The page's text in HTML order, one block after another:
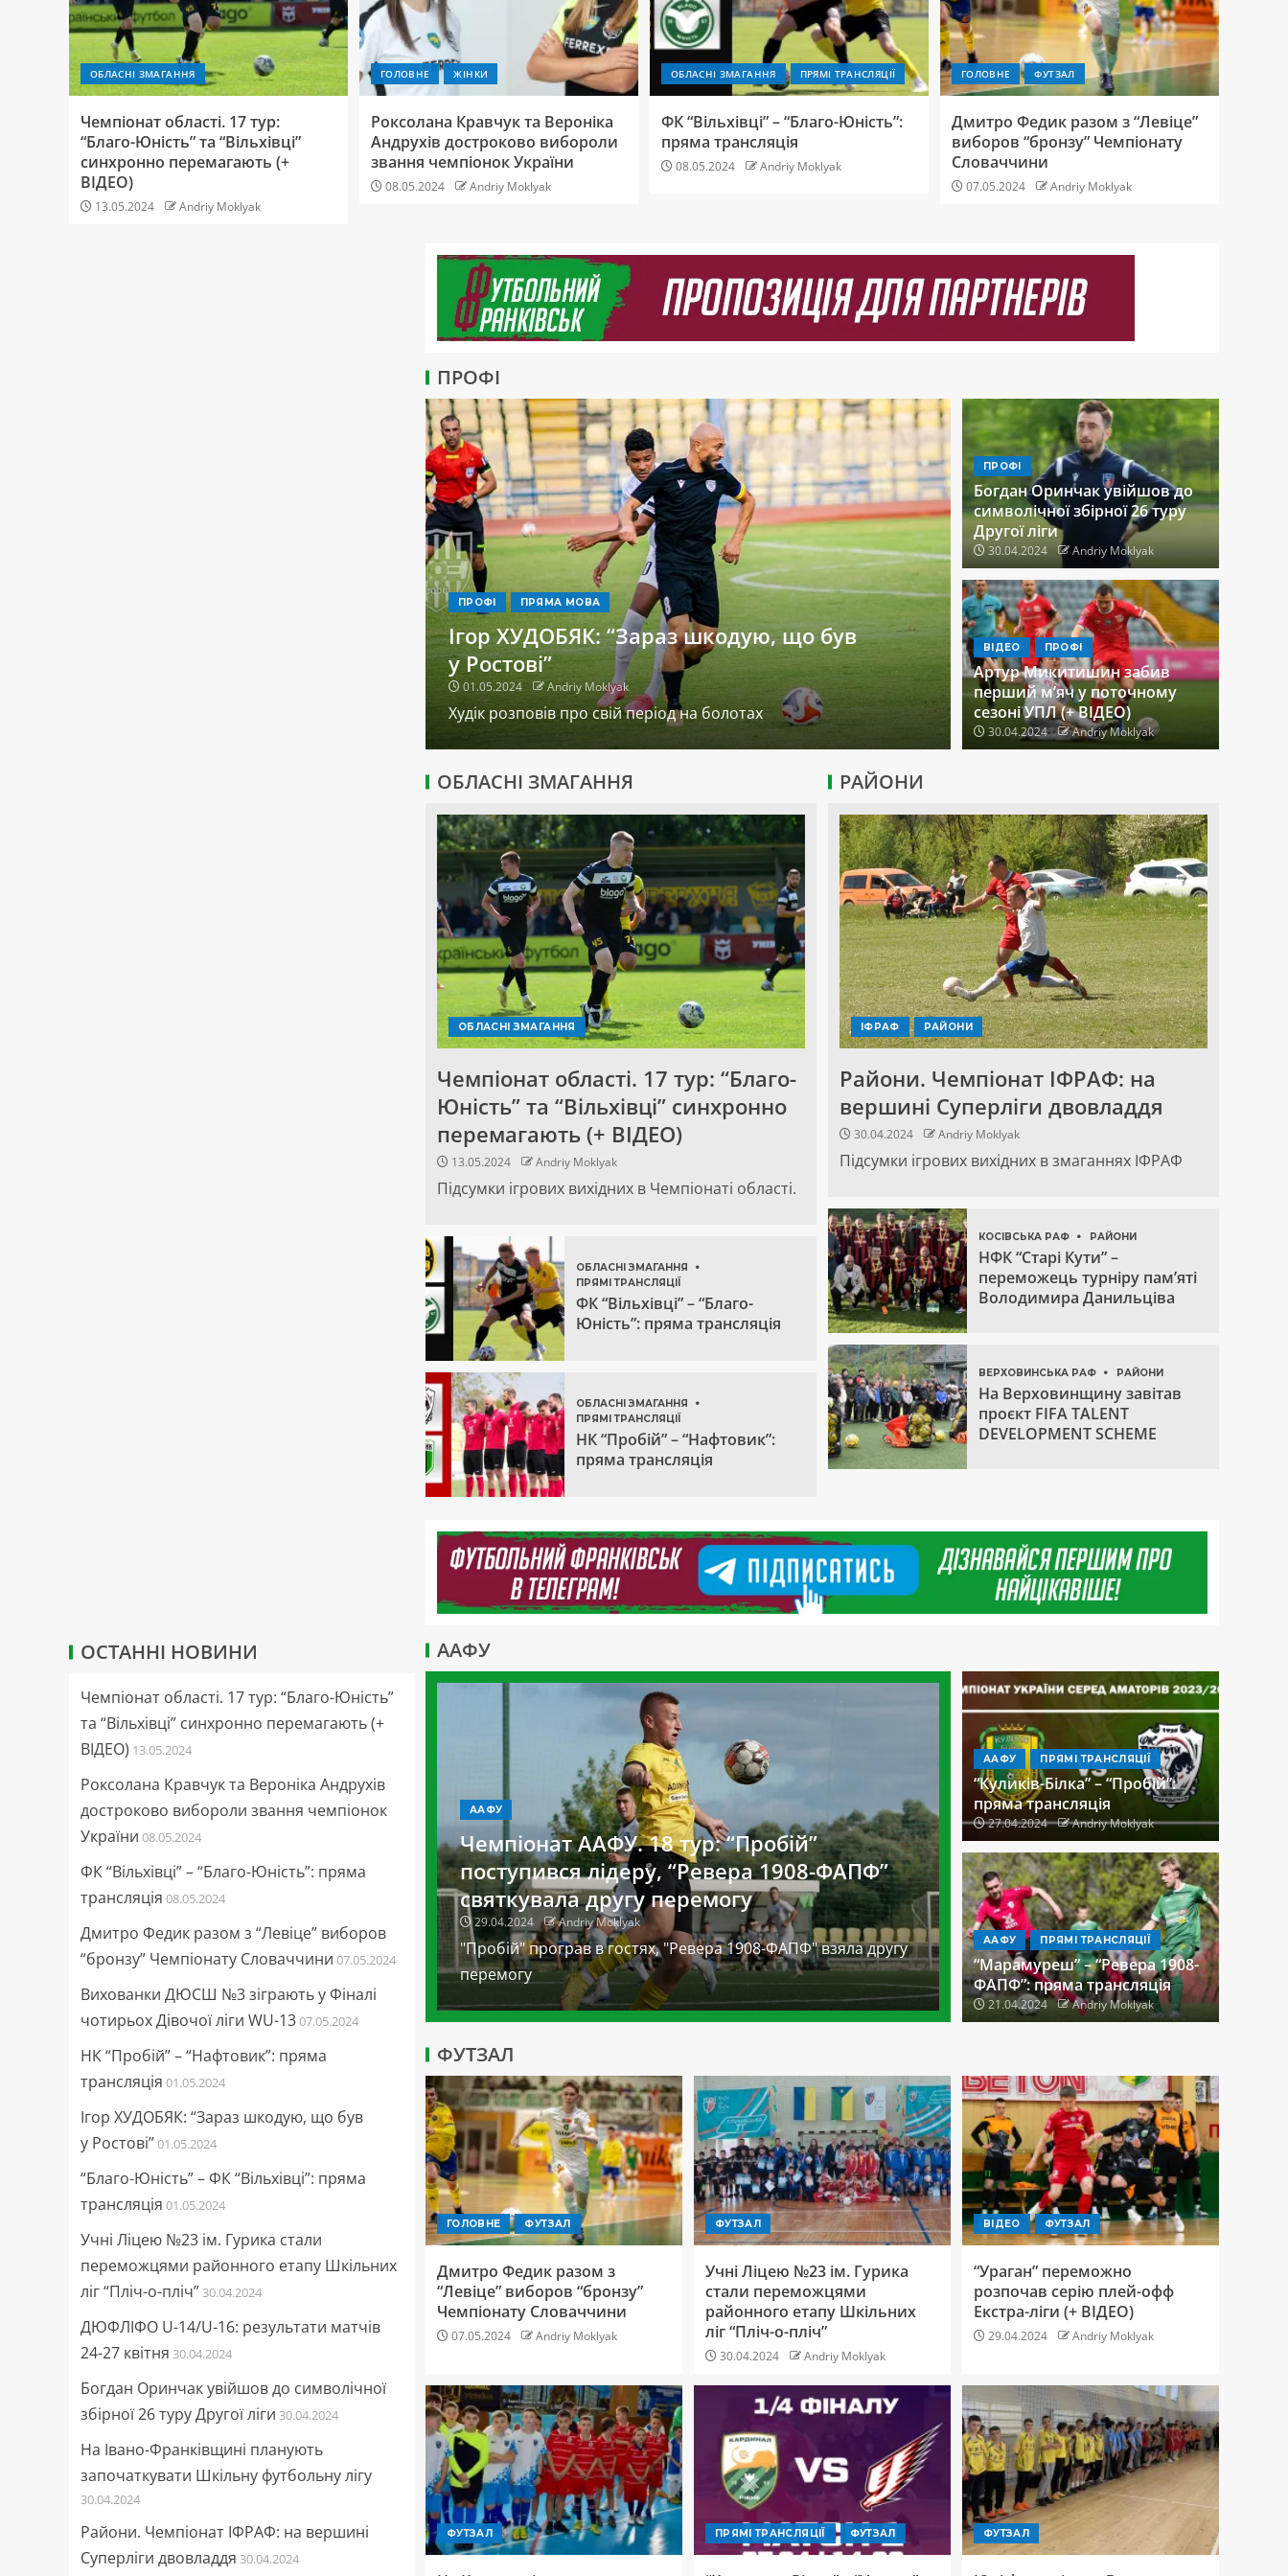
Сейв Владислава
Кучерука – у ТОП-5
кращих в 5 турі
Першої ліги (+
ВІДЕО)
забив перший м’яч
“Інгулець” –
4:0. ПІСЛЯМОВА
Богдан Оринчак
відзначився голом
після повернення
на поле (+ ВІДЕО)
ОБЛАСНІ ЗМАГАННЯ
Чемпіонат області. 17 тур:
“Благо-Юність” та “Вільхівці”
синхронно перемагають (+
ВІДЕО)
13.05.2024 Andriy Moklyak
ГОЛОВНЕ ЖІНКИ
Роксолана Кравчук та Вероніка
Андрухів достроково вибороли
звання чемпіонок України
08.05.2024 Andriy Moklyak
ОБЛАСНІ ЗМАГАННЯ ПРЯМІ ТРАНСЛЯЦІЇ
ФК “Вільхівці” – “Благо-Юність”:
пряма трансляція
08.05.2024 Andriy Moklyak
ГОЛОВНЕ ФУТЗАЛ
Дмитро Федик разом з “Левіце”
виборов “бронзу” Чемпіонату
Словаччини
07.05.2024 Andriy Moklyak
ПРОФІ
ПРОФІ ПРЯМА МОВА
Ігор ХУДОБЯК: “Зараз шкодую, що був
у Ростові”
01.05.2024 Andriy Moklyak
Худік розповів про свій період на болотах
ПРОФІ
Богдан Оринчак увійшов до
символічної збірної 26 туру
Другої ліги
30.04.2024 Andriy Moklyak
ВІДЕО ПРОФІ
Артур Микитишин забив
перший м’яч у поточному
сезоні УПЛ (+ ВІДЕО)
30.04.2024 Andriy Moklyak
ОБЛАСНІ ЗМАГАННЯ
ОБЛАСНІ ЗМАГАННЯ
Чемпіонат області. 17 тур: “Благо-
Юність” та “Вільхівці” синхронно
перемагають (+ ВІДЕО)
13.05.2024 Andriy Moklyak
Підсумки ігрових вихідних в Чемпіонаті області.
ОБЛАСНІ ЗМАГАННЯ
ПРЯМІ ТРАНСЛЯЦІЇ
ФК “Вільхівці” – “Благо-
Юність”: пряма трансляція
ОБЛАСНІ ЗМАГАННЯ
ПРЯМІ ТРАНСЛЯЦІЇ
НК “Пробій” – “Нафтовик”:
пряма трансляція
РАЙОНИ
ІФРАФ РАЙОНИ
Райони. Чемпіонат ІФРАФ: на
вершині Суперліги двовладдя
30.04.2024 Andriy Moklyak
Підсумки ігрових вихідних в змаганнях ІФРАФ
КОСІВСЬКА РАФ РАЙОНИ
НФК “Старі Кути” –
переможець турніру пам’яті
Володимира Данильціва
ВЕРХОВИНСЬКА РАФ РАЙОНИ
На Верховинщину завітав
проєкт FIFA TALENT
DEVELOPMENT SCHEME
ААФУ
ААФУ
Чемпіонат ААФУ. 18 тур: “Пробій”
поступився лідеру, “Ревера 1908-ФАПФ”
святкувала другу перемогу
29.04.2024 Andriy Moklyak
"Пробій" програв в гостях, "Ревера 1908-ФАПФ" взяла другу
перемогу
ААФУ ПРЯМІ ТРАНСЛЯЦІЇ
“Куликів-Білка” – “Пробій”:
пряма трансляція
27.04.2024 Andriy Moklyak
ААФУ ПРЯМІ ТРАНСЛЯЦІЇ
“Марамуреш” – “Ревера 1908-
ФАПФ”: пряма трансляція
21.04.2024 Andriy Moklyak
ФУТЗАЛ
ГОЛОВНЕ ФУТЗАЛ
Дмитро Федик разом з
“Левіце” виборов “бронзу”
Чемпіонату Словаччини
07.05.2024 Andriy Moklyak
ФУТЗАЛ
Учні Ліцею №23 ім. Гурика
стали переможцями
районного етапу Шкільних
ліг “Пліч-о-пліч”
30.04.2024 Andriy Moklyak
ВІДЕО ФУТЗАЛ
“Ураган” переможно
розпочав серію плей-офф
Екстра-ліги (+ ВІДЕО)
29.04.2024 Andriy Moklyak
ФУТЗАЛ ПРЯМІ ТРАНСЛЯЦІЇ ФУТЗАЛ ФУТЗАЛ
ОСТАННІ НОВИНИ
Чемпіонат області. 17 тур: “Благо-Юність”
та “Вільхівці” синхронно перемагають (+
ВІДЕО) 13.05.2024
Роксолана Кравчук та Вероніка Андрухів
достроково вибороли звання чемпіонок
України 08.05.2024
ФК “Вільхівці” – “Благо-Юність”: пряма
трансляція 08.05.2024
Дмитро Федик разом з “Левіце” виборов
“бронзу” Чемпіонату Словаччини 07.05.2024
Вихованки ДЮСШ №3 зіграють у Фіналі
чотирьох Дівочої ліги WU-1307.05.2024
НК “Пробій” – “Нафтовик”: пряма
трансляція 01.05.2024
Ігор ХУДОБЯК: “Зараз шкодую, що був
у Ростові”01.05.2024
“Благо-Юність” – ФК “Вільхівці”: пряма
трансляція 01.05.2024
Учні Ліцею №23 ім. Гурика стали
переможцями районного етапу Шкільних
ліг “Пліч-о-пліч” 30.04.2024
ДЮФЛІФО U-14/U-16: результати матчів
24-27 квітня 30.04.2024
Богдан Оринчак увійшов до символічної
збірної 26 туру Другої ліги 30.04.2024
На Івано-Франківщині планують
започаткувати Шкільну футбольну лігу
30.04.2024
Райони. Чемпіонат ІФРАФ: на вершині
Суперліги двовладдя 30.04.2024